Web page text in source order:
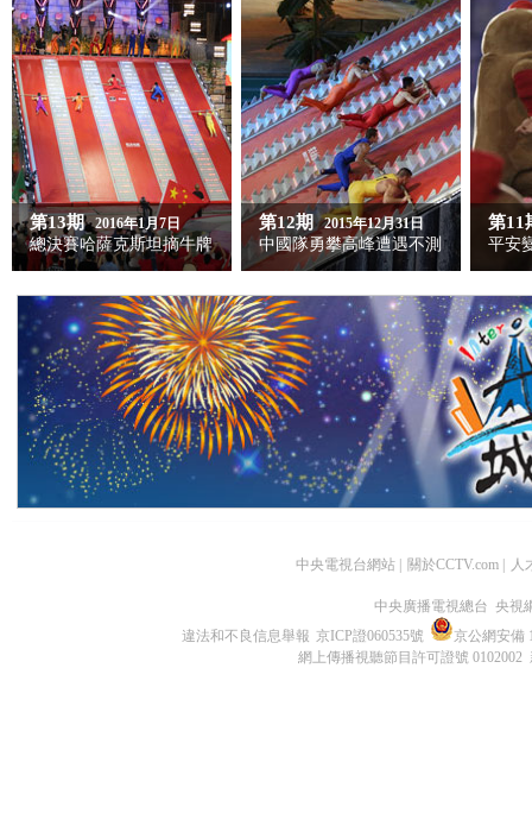
第13期 2016年1月7日
總決賽哈薩克斯坦摘牛牌
第12期 2015年12月31日
中國隊勇攀高峰遭遇不測
第11
平安
中央電視台網站 關於CCTV.com 人
中央廣播電視總台 央視
違法和不良信息舉報 京ICP證060535號
京公網安備
網上傳播視聽節目許可證號 0102002